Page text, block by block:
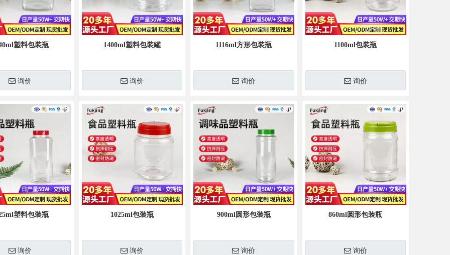
升竹节保健品塑料瓶 150ml PET塑料药丸绿色瓶包装胶囊容器 大容量2500ml方形透明塑料PET罐
塑料包装瓶
询价
1400ml塑料包装罐
询价
1116ml方形包装瓶
询价
1100ml包装瓶
询价
塑料包装瓶
询价
1025ml包装瓶
询价
900ml圆形包装瓶
询价
860ml圆形包装瓶
询价